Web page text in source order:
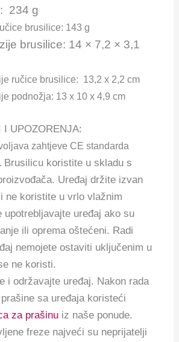
234 g
brusilice: 143 g
brusilice: 14 × 7,2 × 3,1
ručice brusilice: 13,2 x 2,2 cm
podnožja: 13 x 10 x 4,9 cm
I UPOZORENJA:
zahtjeve CE standarda
Brusilicu koristite u skladu s
Uređaj držite izvan
ne koristite u vrlo vlažnim
upotrebljavajte uređaj ako su
ili oprema oštećeni. Radi
nemojete ostaviti uključenim u
ne koristi.
i održavajte uređaj. Nakon rada
sa uređaja koristeći
za prašinu iz naše ponude.
freze najveći su neprijatelji